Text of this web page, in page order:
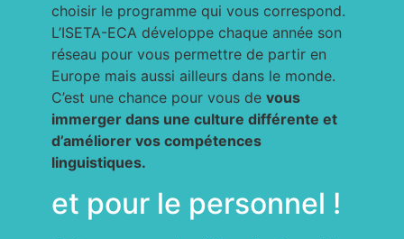
choisir le programme qui vous correspond.
L’ISETA-ECA développe chaque année son
réseau pour vous permettre de partir en
Europe mais aussi ailleurs dans le monde.
C’est une chance pour vous devous
immerger dans une culture différente et
d’améliorer vos compétences
linguistiques.
et pour le personnel !